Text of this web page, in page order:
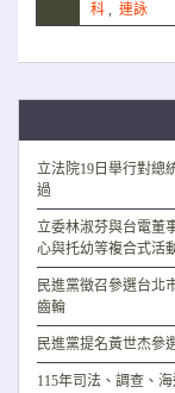
科 , 連詠
立法院19日舉行對總
過
立委林淑芬與台電董
心與托幼等複合式活
民進黨徵召參選台北
齒輪
民進黨提名黃世杰參
115年司法、調查、